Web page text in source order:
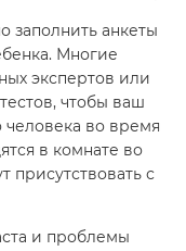
заполнить анкеты
Многие
экспертов или
чтобы ваш
человека во время
в комнате во
присутствовать с
и проблемы